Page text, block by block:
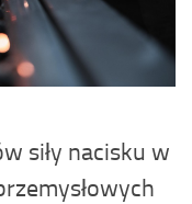
siły nacisku w